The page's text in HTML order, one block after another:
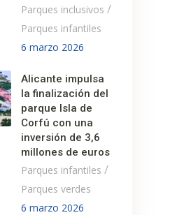
Parques inclusivos /
Parques infantiles
6 marzo 2026
Alicante impulsa
la finalización del
parque Isla de
Corfú con una
inversión de 3,6
millones de euros
Parques infantiles /
Parques verdes
6 marzo 2026